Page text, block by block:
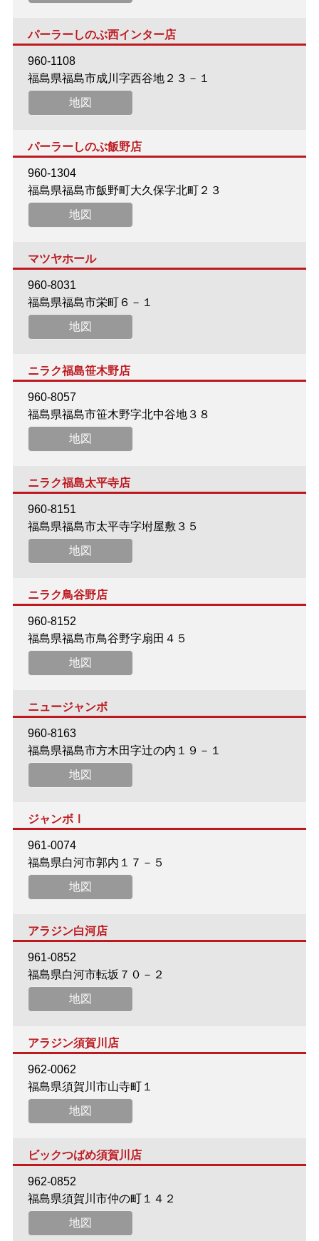
パーラーしのぶ西インター店
960-1108
福島県福島市成川字西谷地２３－１
地図
パーラーしのぶ飯野店
960-1304
福島県福島市飯野町大久保字北町２３
地図
マツヤホール
960-8031
福島県福島市栄町６－１
地図
ニラク福島笹木野店
960-8057
福島県福島市笹木野字北中谷地３８
地図
ニラク福島太平寺店
960-8151
福島県福島市太平寺字坿屋敷３５
地図
ニラク鳥谷野店
960-8152
福島県福島市鳥谷野字扇田４５
地図
ニュージャンボ
960-8163
福島県福島市方木田字辻の内１９－１
地図
ジャンボⅠ
961-0074
福島県白河市郭内１７－５
地図
アラジン白河店
961-0852
福島県白河市転坂７０－２
地図
アラジン須賀川店
962-0062
福島県須賀川市山寺町１
地図
ビックつばめ須賀川店
962-0852
福島県須賀川市仲の町１４２
地図